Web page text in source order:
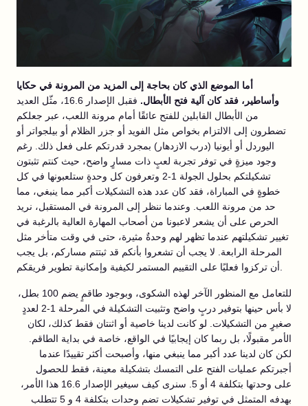
أما الموضع الذي كان بحاجة إلى المزيد من المرونة في حكايا
وأساطير، فقد كان آلية فتح الأبطال.
فقبل الإصدار 16.6، مثّل العديد
من الأبطال القابلين للفتح عائقًا أمام مرونة اللعب، عبر جعلكم
تضطرون إلى الالتزام بخواص مثل الفويد أو جزر الظلام أو بيلجواتر أو
اليوردل أو أيونيا (درب الازدهار) بمجرد قدرتكم على فعل ذلك. رغم
وجود ميزةٍ في توفر تجربة لعبٍ ذات مسارٍ واضح، حيث كنتم تثبتون
تشكيلتكم بحلول الجولة 1-2 وتعرفون كل وحدةٍ ستلعبونها في كل
خطوةٍ في المباراة، فقد كان عدد هذه التشكيلات أكبر مما ينبغي، مما
حد من مرونة اللعب. وعندما ننظر إلى المرونة في المستقبل، نريد
الحرص على أن يشعر لاعبونا من أصحاب المهارة العالية بالرغبة في
تغيير تشكيلتهم عندما تظهر لهم وحدةٌ مثيرة، حتى في وقت متأخر مثل
المرحلة الرابعة. لا يجب أن تشعروا بأنكم قد ثبتتم مساركم، بل يجب
للتعامل مع المنظور الآخر لهذه الشكوى، وبوجود طاقمٍ يضم 100 بطل،
لا بأس حينها بتوفير دربٍ واضح وتثبيت التشكيلة في المرحلة 1-2 لعددٍ
صغيرٍ من التشكيلات. لو كانت لدينا خاصية أو اثنتان فقط كذلك، لكان
الأمر مقبولًا، بل ربما كان إيجابيًا في الواقع، خاصة في بداية الطاقم.
لكن كان لدينا عدد أكبر مما ينبغي منها، وأصبحت أكثر تقييدًا عندما
أجبرتكم عمليات الفتح على التمسك بتشكيلة معينة، فقط للحصول
على وحدتها بتكلفة 4 أو 5. سنرى كيف سيغير الإصدار 16.6 هذا الأمر،
بهدفه المتمثل في توفير تشكيلات تضم وحدات بتكلفة 4 و 5 تتطلب